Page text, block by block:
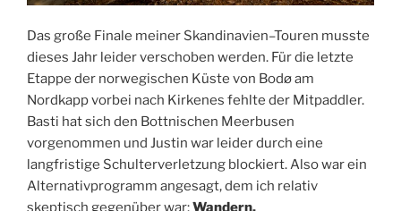
Das große Finale meiner Skandinavien–Touren musste
dieses Jahr leider verschoben werden. Für die letzte
Etappe der norwegischen Küste von Bodø am
Nordkapp vorbei nach Kirkenes fehlte der Mitpaddler.
Basti hat sich den Bottnischen Meerbusen
vorgenommen und Justin war leider durch eine
langfristige Schulterverletzung blockiert. Also war ein
Alternativprogramm angesagt, dem ich relativ